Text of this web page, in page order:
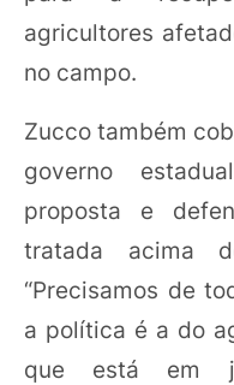
agricultores
no campo.
Zucco também
governo
proposta e
tratada acima
“Precisamos de
a política é a do
que está em